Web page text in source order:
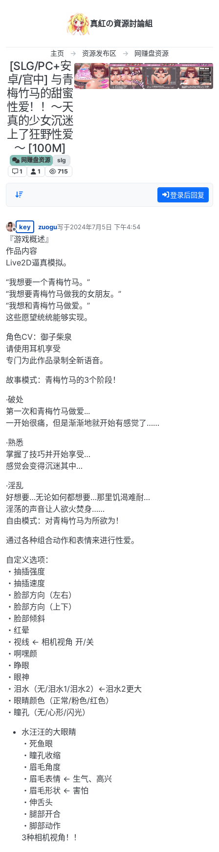
真紅の資源討論組
主页 资源发布区 网赚盘资源
[SLG/PC+安
卓/官中] 与青
梅竹马的甜蜜
性爱！！～天
真的少女沉迷
上了狂野性爱
～ [100M]
网赚盘资源
slg
1
1 715
登录后回复
离线
key zuogu写于2024年7月5日 下午4:54
最后由 编辑
『游戏概述』
作品内容
Live2D逼真模拟。
“我想要一个青梅竹马。”
“我想要青梅竹马做我的女朋友。”
“我想和青梅竹马做爱。”
这些愿望统统能够实现。
角色CV：御子柴泉
请使用耳机享受
专门为此作品录制全新语音。
故事模式：青梅竹马的3个阶段！
·破处
第一次和青梅竹马做爱...
一开始很痛，但是渐渐地就开始有感觉了……
·熟悉
掌握了技巧并开始享受…
感觉会变得沉迷其中…
·淫乱
好想要…无论如何都想要…那里饥渴难耐…
淫荡的声音让人欲火焚身……
自由模式：对青梅竹马为所欲为！
通过各种组合动作和表情来进行性爱。
自定义选项：
・抽插强度
・抽插速度
・脸部方向（左右）
・脸部方向（上下）
・脸部倾斜
・红晕
・视线 ← 相机视角 开/关
・啊嘿颜
・睁眼
・眼神
・泪水（无/泪水1/泪水2）←泪水2更大
・眼睛颜色（正常/粉色/红色）
・瞳孔（无/心形/闪光）
水汪汪的大眼睛
・死鱼眼
・瞳孔收缩
・眉毛角度
・眉毛表情 ← 生气、高兴
・眉毛形状 ← 害怕
・伸舌头
・腿部开合
・脚部动作
3种相机视角！！